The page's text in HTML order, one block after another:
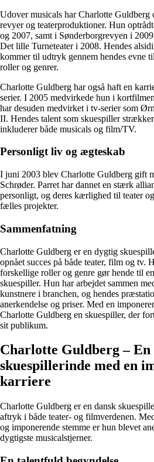
Udover musicals har Charlotte Guldberg
revyer og teaterproduktioner. Hun
og 2007, samt i Sønderborgrevyen i
Det lille Turneteater i 2008. Hendes
kommer til udtryk gennem hendes evne
roller og genrer.
Charlotte Guldberg har også haft en
serier. I 2005 medvirkede hun i
har desuden medvirket i tv-serier som
II. Hendes talent som skuespiller
inkluderer både musicals og film/TV.
Personligt liv og ægteskab
I juni 2003 blev Charlotte Guldberg gift
Schrøder. Parret har dannet en stærk
personligt, og deres kærlighed til teater
fælles projekter.
Sammenfatning
Charlotte Guldberg er en dygtig
opnået succes på både teater, film og tv.
forskellige roller og genre gør hende til
skuespiller. Hun har arbejdet sammen
kunstnere i branchen, og hendes
anerkendelse og priser. Med en
Charlotte Guldberg en skuespiller, der
sit publikum.
Charlotte Guldberg –
skuespillerinde med en
karriere
Charlotte Guldberg er en dansk
aftryk i både teater- og filmverdenen.
og imponerende stemme er hun blevet
dygtigste musicalstjerner.